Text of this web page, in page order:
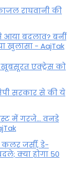
राघवानी की
आया बदलाव? बनीं
खुलासा - AajTak
खूबसूरत एक्ट्रेस को
सरकार से की ये
में गरजे... वनडे
जर्सी, डे-
क्या होगा 50